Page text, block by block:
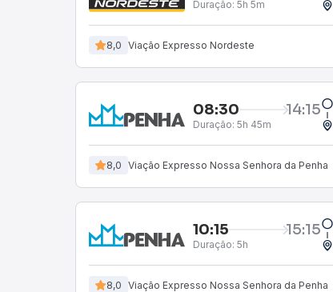
Duração: 5h 5m
8,0 Viação Expresso Nordeste
08:30 14:15
Duração: 5h 45m
8,0 Viação Expresso Nossa Senhora da Penha
10:15 15:15
Duração: 5h
8,0 Viação Expresso Nossa Senhora da Penha